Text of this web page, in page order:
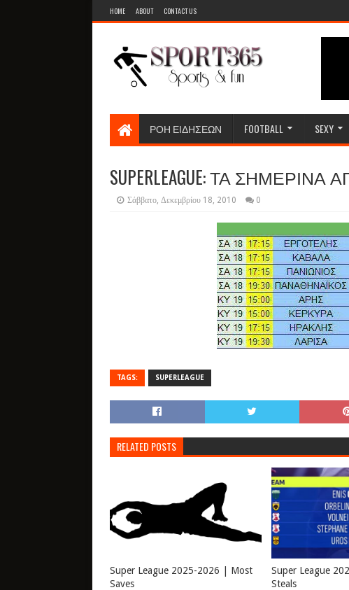
HOME ABOUT CONTACT US
ΡΟΗ ΕΙΔΗΣΕΩΝ FOOTBALL SEXY
SUPERLEAGUE: ΤΑ
Σάββατο, Δεκεμβρίου 18, 2010 0
TAGS: SUPERLEAGUE
RELATED POSTS
Super League 2025-2026 | Most
Saves
Super League
Steals